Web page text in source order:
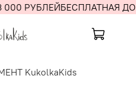
РУБЛЕЙБЕСПЛАТНАЯ
KukolkaKids